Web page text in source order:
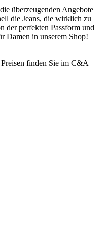
überzeugenden Angebote
die Jeans, die wirklich zu
der perfekten Passform und
Damen in unserem Shop!
finden Sie im C&A